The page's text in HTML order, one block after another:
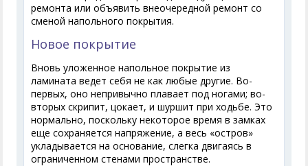
ремонта или объявить внеочередной ремонт со
сменой напольного покрытия.
Новое покрытие
Вновь уложенное напольное покрытие из
ламината ведет себя не как любые другие. Во-
первых, оно непривычно плавает под ногами; во-
вторых скрипит, цокает, и шуршит при ходьбе. Это
нормально, поскольку некоторое время в замках
еще сохраняется напряжение, а весь «остров»
укладывается на основание, слегка двигаясь в
ограниченном стенами пространстве.